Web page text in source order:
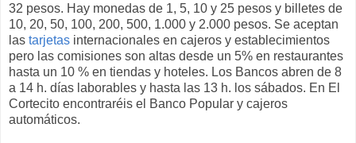
32 pesos. Hay monedas de 1, 5, 10 y 25 pesos y billetes de
10, 20, 50, 100, 200, 500, 1.000 y 2.000 pesos. Se aceptan
las tarjetas internacionales en cajeros y establecimientos
pero las comisiones son altas desde un 5% en restaurantes
hasta un 10 % en tiendas y hoteles. Los Bancos abren de 8
a 14 h. días laborables y hasta las 13 h. los sábados. En El
Cortecito encontraréis el Banco Popular y cajeros
automáticos.